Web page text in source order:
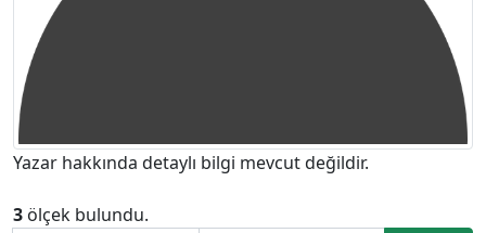
Yazar hakkında detaylı bilgi mevcut değildir.
3 ölçek bulundu.